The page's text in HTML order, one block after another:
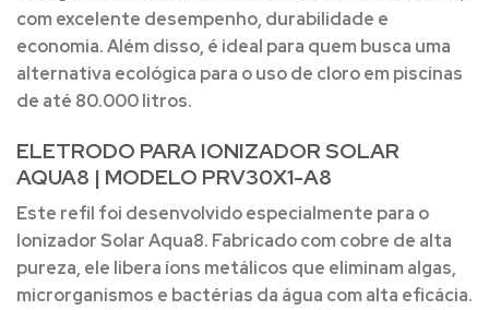
com excelente desempenho, durabilidade e
economia. Além disso, é ideal para quem busca uma
alternativa ecológica para o uso de cloro em piscinas
de até 80.000 litros.
ELETRODO PARA IONIZADOR SOLAR
AQUA8 | MODELO PRV30X1-A8
Este refil foi desenvolvido especialmente para o
Ionizador Solar Aqua8. Fabricado com cobre de alta
pureza, ele libera íons metálicos que eliminam algas,
microrganismos e bactérias da água com alta eficácia.